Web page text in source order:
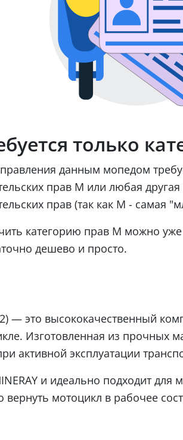
только
данным мопедом
прав М или любая другая
прав (так как М - самая
категорию прав М можно уже
дешево и просто.
— это высококачественный
Изготовленная из прочных
активной эксплуатации
и идеально подходит для
вернуть мотоцикл в рабочее